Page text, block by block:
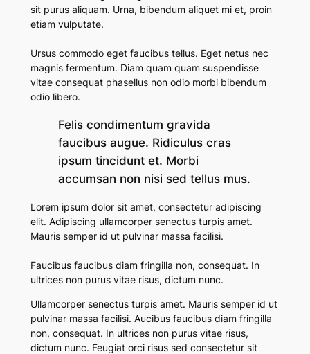
sit purus aliquam. Urna, bibendum aliquet mi et, proin
etiam vulputate.
Ursus commodo eget faucibus tellus. Eget netus nec
magnis fermentum. Diam quam quam suspendisse
vitae consequat phasellus non odio morbi bibendum
odio libero.
Felis condimentum gravida
faucibus augue. Ridiculus cras
ipsum tincidunt et. Morbi
accumsan non nisi sed tellus mus.
Lorem ipsum dolor sit amet, consectetur adipiscing
elit. Adipiscing ullamcorper senectus turpis amet.
Mauris semper id ut pulvinar massa facilisi.
Faucibus faucibus diam fringilla non, consequat. In
ultrices non purus vitae risus, dictum nunc.
Ullamcorper senectus turpis amet. Mauris semper id ut
pulvinar massa facilisi. Aucibus faucibus diam fringilla
non, consequat. In ultrices non purus vitae risus,
dictum nunc. Feugiat orci risus sed consectetur sit